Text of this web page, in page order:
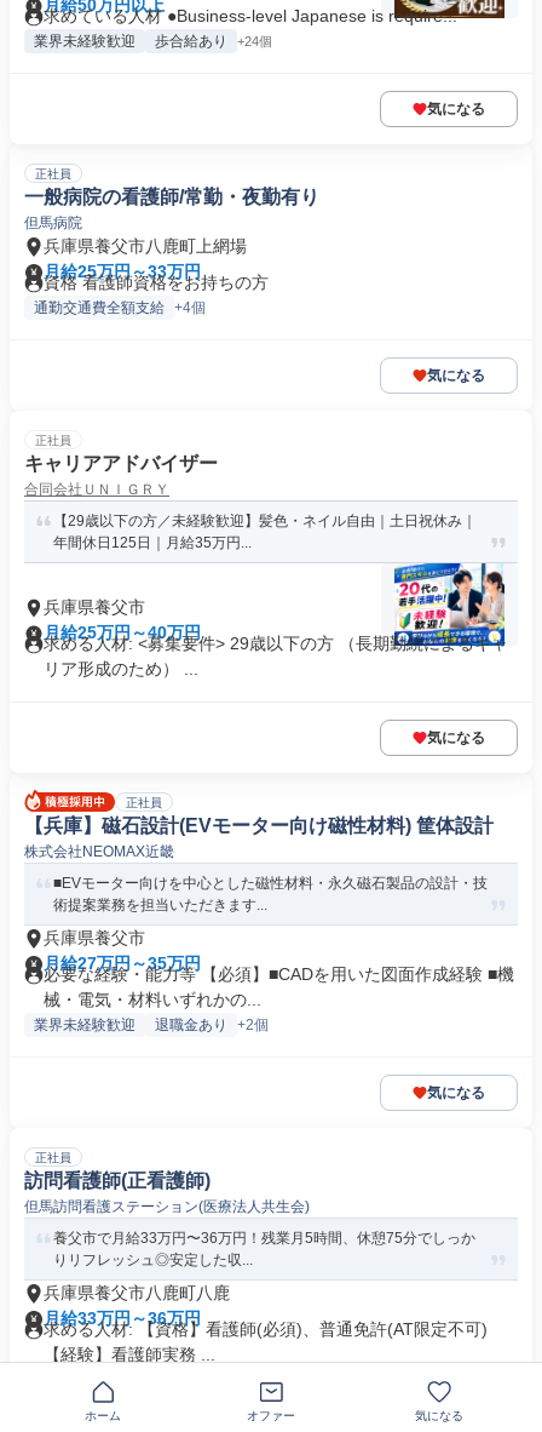
月給50万円以上
求めている人材 ●Business-level Japanese is require...
業界未経験歓迎 歩合給あり +24個
気になる
正社員
一般病院の看護師/常勤・夜勤有り
但馬病院
兵庫県養父市八鹿町上網場
月給25万円～33万円
資格 看護師資格をお持ちの方
通勤交通費全額支給 +4個
気になる
正社員
キャリアアドバイザー
合同会社ＵＮＩＧＲＹ
【29歳以下の方／未経験歓迎】髪色・ネイル自由｜土日祝休み｜
年間休日125日｜月給35万円...
兵庫県養父市
月給25万円～40万円
求める人材: <募集要件> 29歳以下の方 （長期勤続によるキャ
リア形成のため） ...
気になる
正社員
【兵庫】磁石設計(EVモーター向け磁性材料) 筐体設計
株式会社NEOMAX近畿
■EVモーター向けを中心とした磁性材料・永久磁石製品の設計・技
術提案業務を担当いただきます...
兵庫県養父市
月給27万円～35万円
必要な経験・能力等 【必須】■CADを用いた図面作成経験 ■機
械・電気・材料いずれかの...
業界未経験歓迎 退職金あり +2個
気になる
正社員
訪問看護師(正看護師)
但馬訪問看護ステーション(医療法人共生会)
養父市で月給33万円〜36万円！残業月5時間、休憩75分でしっか
りリフレッシュ◎安定した収...
兵庫県養父市八鹿町八鹿
月給33万円～36万円
求める人材: 【資格】看護師(必須)、普通免許(AT限定不可)
【経験】看護師実務 ...
即日勤務OK
ホーム オファー 気になる